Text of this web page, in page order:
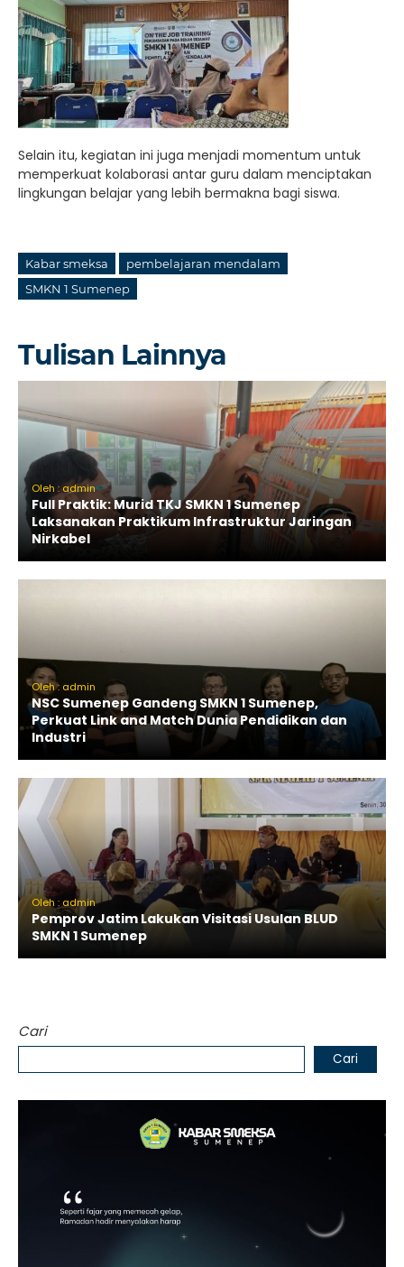
Selain itu, kegiatan ini juga menjadi momentum untuk
memperkuat kolaborasi antar guru dalam menciptakan
lingkungan belajar yang lebih bermakna bagi siswa.
Kabar smeksa
pembelajaran mendalam
SMKN 1 Sumenep
Tulisan Lainnya
Oleh : admin
Full Praktik: Murid TKJ SMKN 1 Sumenep
Laksanakan Praktikum Infrastruktur Jaringan
Nirkabel
Oleh : admin
NSC Sumenep Gandeng SMKN 1 Sumenep,
Perkuat Link and Match Dunia Pendidikan dan
Industri
Oleh : admin
Pemprov Jatim Lakukan Visitasi Usulan BLUD
SMKN 1 Sumenep
Cari
Cari